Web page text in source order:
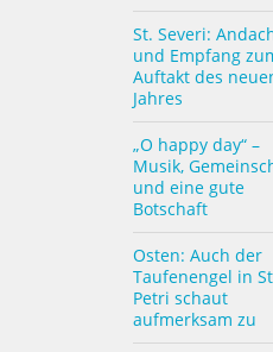
St. Severi:
und Empfang
Auftakt des
Jahres
„O happy day“ –
Musik,
und eine gute
Botschaft
Osten: Auch der
Taufenengel in
Petri schaut
aufmerksam zu